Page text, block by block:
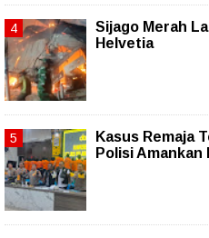
Sijago Merah
Helvetia
Kasus Remaja
Polisi Amankan